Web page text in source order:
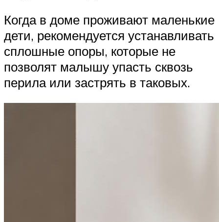
Когда в доме проживают маленькие
дети, рекомендуется устанавливать
сплошные опоры, которые не
позволят малышу упасть сквозь
перила или застрять в таковых.